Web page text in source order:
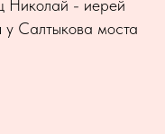
Николай - иерей
Салтыкова моста